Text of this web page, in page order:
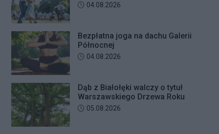
Data dodania artykułu:
04.08.2026
Bezpłatna joga na dachu Galerii
Północnej
Data dodania artykułu:
04.08.2026
Dąb z Białołęki walczy o tytuł
Warszawskiego Drzewa Roku
Data dodania artykułu:
05.08.2026